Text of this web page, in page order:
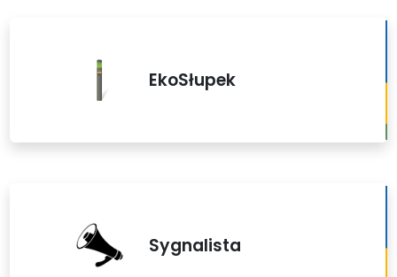
EkoSłupek
Sygnalista